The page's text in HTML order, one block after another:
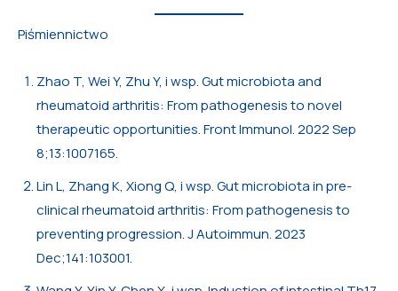
Piśmiennictwo
Zhao T, Wei Y, Zhu Y, i wsp. Gut microbiota and
rheumatoid arthritis: From pathogenesis to novel
therapeutic opportunities. Front Immunol. 2022 Sep
8;13:1007165.
Lin L, Zhang K, Xiong Q, i wsp. Gut microbiota in pre-
clinical rheumatoid arthritis: From pathogenesis to
preventing progression. J Autoimmun. 2023
Dec;141:103001.